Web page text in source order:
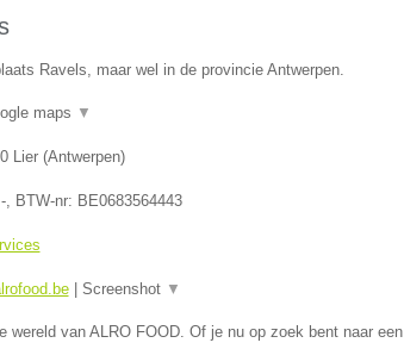
Ravels, maar wel in de provincie Antwerpen.
maps ▼
Lier(Antwerpen)
-, BTW-nr: BE0683564443
| Screenshot ▼
wereld van ALRO FOOD. Of je nu op zoek bent naar een